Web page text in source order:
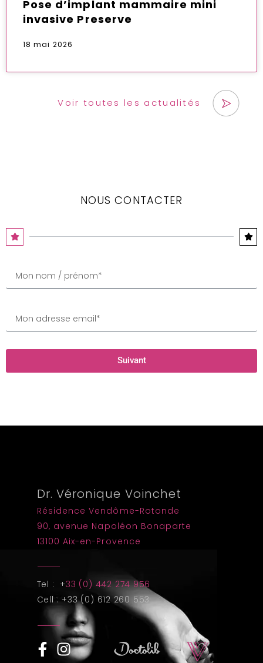
Pose d’implant mammaire mini
invasive Preserve
18 mai 2026
Voir toutes les actualités
NOUS CONTACTER
Suivant
Dr. Véronique Voinchet
Résidence Vendôme-Rotonde
90, avenue Napoléon Bonaparte
13100 Aix-en-Provence
Tel : +33 (0) 442 274 956
Cell : +33 (0) 612 260 553